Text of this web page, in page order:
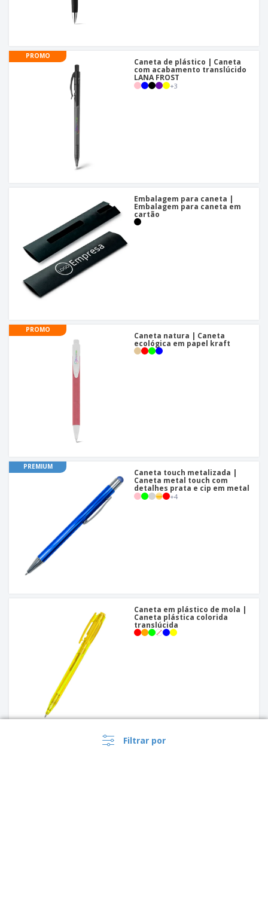
Filtrar por
PROMO
Caneta de plástico | Caneta
com acabamento translúcido
LANA FROST
+3
Embalagem para caneta |
Embalagem para caneta em
cartão
PROMO
Caneta natura | Caneta
ecológica em papel kraft
PREMIUM
Caneta touch metalizada |
Caneta metal touch com
detalhes prata e cip em metal
+4
Caneta em plástico de mola |
Caneta plástica colorida
translúcida
Caneta em plástico de mola |